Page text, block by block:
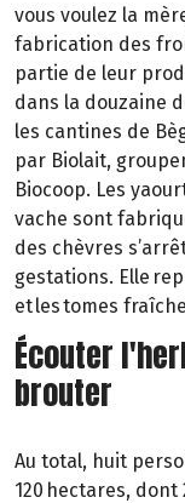
vous voulez la
fabrication des
partie de leur
dans la douzaine
les cantines de
par Biolait,
Biocoop. Les
vache sont
des chèvres
gestations. Elle
et les tomes
Écouter
brouter
Au total, huit
120 hectares, dont